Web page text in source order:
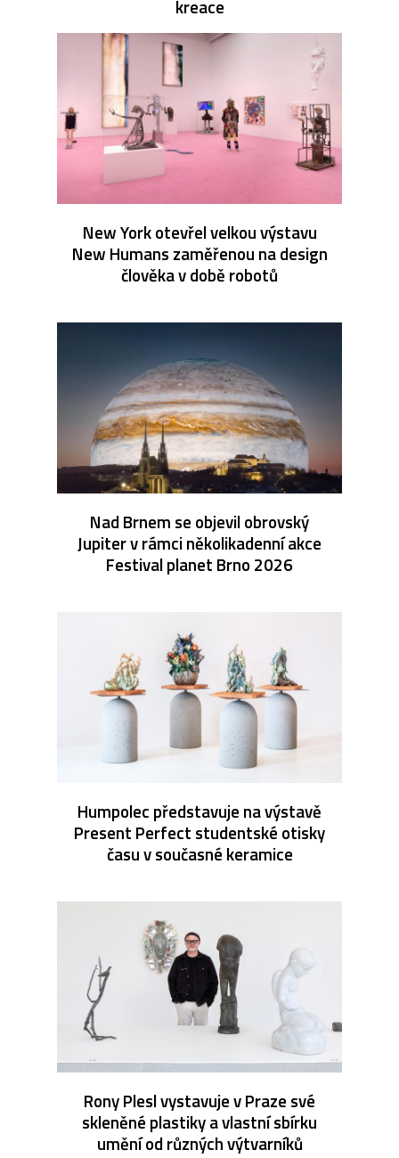
kreace
New York otevřel velkou výstavu
New Humans zaměřenou na design
člověka v době robotů
Nad Brnem se objevil obrovský
Jupiter v rámci několikadenní akce
Festival planet Brno 2026
Humpolec představuje na výstavě
Present Perfect studentské otisky
času v současné keramice
Rony Plesl vystavuje v Praze své
skleněné plastiky a vlastní sbírku
umění od různých výtvarníků